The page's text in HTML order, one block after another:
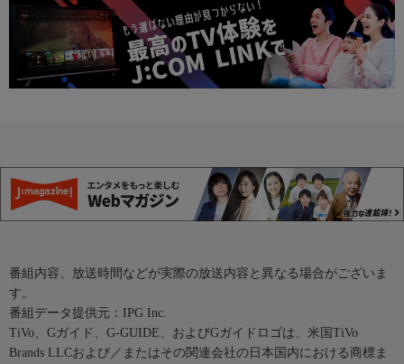
番組内容、放送時間などが実際の放送内容と異なる場合がございま
す。
番組データ提供元：IPG Inc.
TiVo、Gガイド、G-GUIDE、およびGガイドロゴは、米国TiVo
Brands LLCおよび／またはその関連会社の日本国内における商標ま